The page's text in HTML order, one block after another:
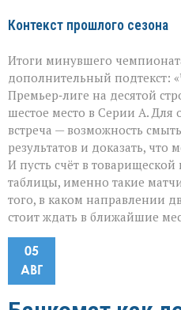
Контекст прошлого сезона
Итоги минувшего
дополнительный подтекст:
Премьер‑лиге на десятой
шестое место в Серии А. Для
встреча — возможность
результатов и доказать,
И пусть счёт в
таблицы, именно такие
того, в каком направлении
стоит ждать в ближайшие
05
АВГ